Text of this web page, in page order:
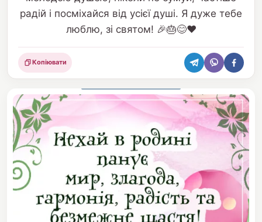
радій і посміхайся від усієї душі. Я дуже тебе
люблю, зі святом! 🎉🎂😊❤️
Поділитися
Копіювати